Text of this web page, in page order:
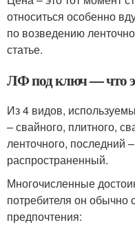
относиться особенно
по возведению
статье.
ЛФ под ключ — что
Из 4 видов,
– свайного, плитного,
ленточного, последний
распространенный.
Многочисленные
потребителя он обычно
предпочтения: